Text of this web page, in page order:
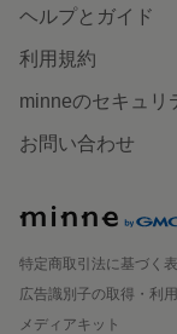
ヘルプとガイド
利用規約
minneのセキュリ
お問い合わせ
特定商取引法に基づく
広告識別子の取得・利用
メディアキット